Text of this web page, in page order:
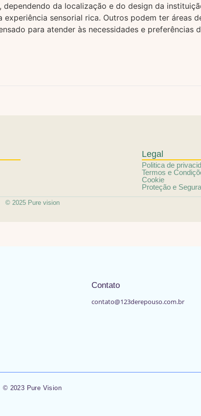
da localização e do design da
sensorial rica. Outros podem ter áreas
para atender às necessidades e preferências
Legal
Politica de
Termos e
Cookie
Proteção e
© 2025 Pure vision
Contato
contato@123derepouso.com.br
© 2023 Pure Vision